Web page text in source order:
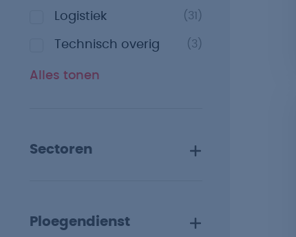
Logistiek (31)
Technisch overig (3)
Alles tonen
Sectoren
Ploegendienst